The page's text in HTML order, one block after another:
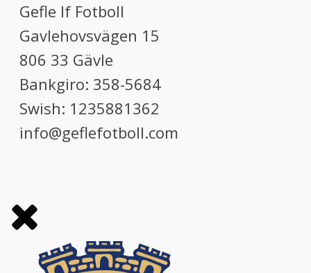
Gefle If Fotboll
Gavlehovsvägen 15
806 33 Gävle
Bankgiro: 358-5684
Swish: 1235881362
info@geflefotboll.com